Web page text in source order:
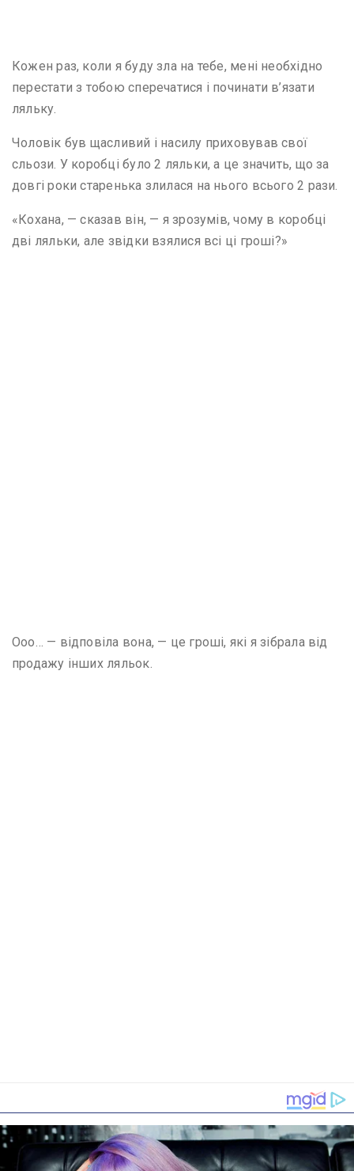
Кожен раз, коли я буду зла на тебе, мені необхідно
перестати з тобою сперечатися і починати в’язати
ляльку.
Чоловік був щасливий і насилу приховував свої
сльози. У коробці було 2 ляльки, а це значить, що за
довгі роки старенька злилася на нього всього 2 рази.
«Кохана, — сказав він, — я зрозумів, чому в коробці
дві ляльки, але звідки взялися всі ці гроші?»
Ооо… — відповіла вона, — це гроші, які я зібрала від
продажу інших ляльок.